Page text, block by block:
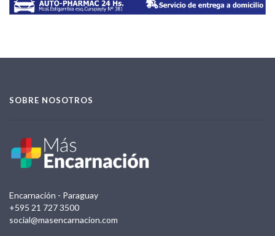
SOBRE NOSOTROS
Encarnación - Paraguay
+595 21 727 3500
social@masencarnacion.com